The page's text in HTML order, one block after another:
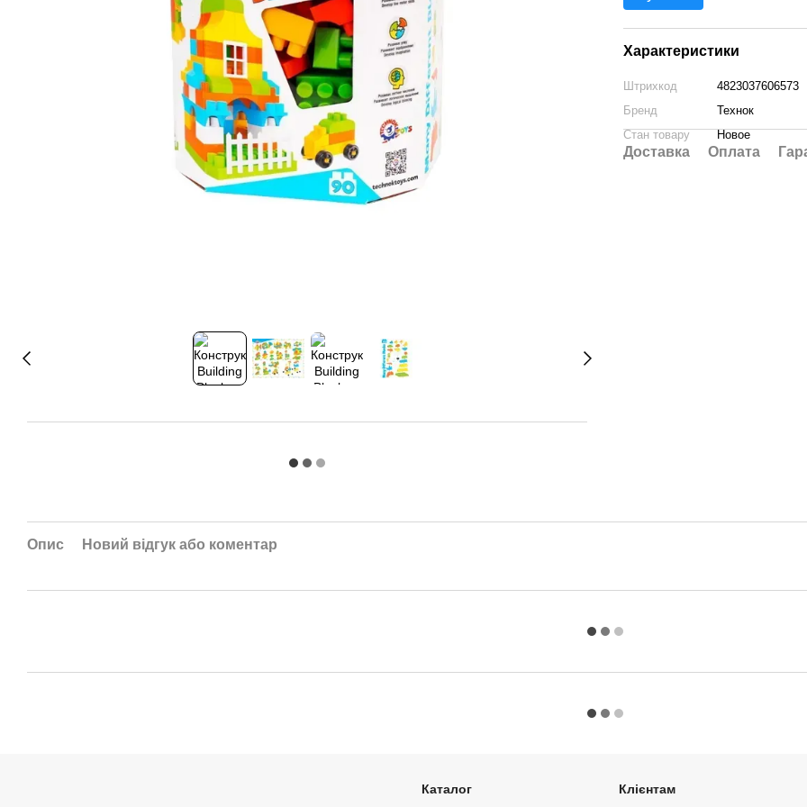
Характеристики
Штрихкод
4823037606573
Бренд
Технок
Стан товару
Новое
Доставка Оплата
Опис Новий відгук або коментар
Каталог Клієнтам